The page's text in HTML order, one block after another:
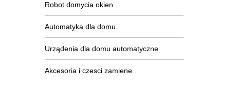
Robot domycia okien
Automatyka dla domu
Urządenia dla domu automatyczne
Akcesoria i czesci zamiene